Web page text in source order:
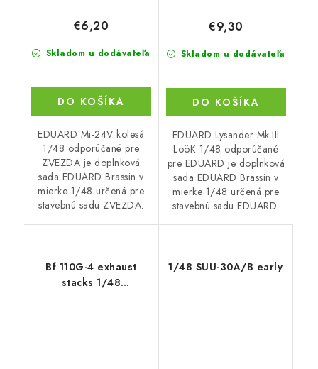
Skladom u dodávateľa
€6,20
DO KOŠÍKA
EDUARD Mi-24V kolesá
1/48 odporúčané pre
ZVEZDA je doplnková
sada EDUARD Brassin v
mierke 1/48 určená pre
stavebnú sadu ZVEZDA.
Skladom u dodávateľa
€9,30
DO KOŠÍKA
EDUARD Lysander Mk.III
LööK 1/48 odporúčané
pre EDUARD je doplnková
sada EDUARD Brassin v
mierke 1/48 určená pre
stavebnú sadu EDUARD.
Bf 110G-4 exhaust
stacks 1/48
1/48 SUU-30A/B early